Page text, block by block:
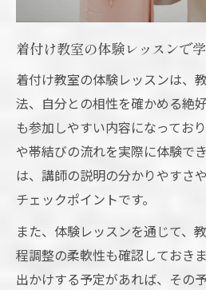
着付け教室の体験レッスンで
着付け教室の体験レッスンは、
法、自分との相性を確かめる絶
も参加しやすい内容になってお
や帯結びの流れを実際に体験で
は、講師の説明の分かりやすさ
チェックポイントです。
また、体験レッスンを通じて、
程調整の柔軟性も確認しておき
出かけする予定があれば、その